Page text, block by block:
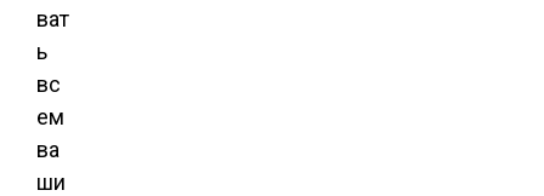
ват
ь
вс
ем
ва
ши